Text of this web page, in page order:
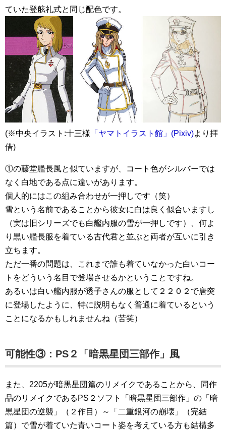
ていた登舷礼式と同じ配色です。
(※中央イラスト:十三様 「ヤマトイラスト館」(Pixiv)より拝
借)
①の藤堂艦長風と似ていますが、コート色がシルバーでは
なく白地である点に違いがあります。
個人的にはこの組み合わせが一押しです（笑）
雪という名前であることから彼女に白は良く似合いますし
（実は旧シリーズでも白艦内服の雪が一押しです）、何よ
り黒い艦長服を着ている古代君と並ぶと両者が互いに引き
立ちます。
ただ一番の問題は、これまで誰も着ていなかった白いコー
トをどういう名目で登場させるかということですね。
あるいは白い艦内服が透子さんの服として２２０２で唐突
に登場したように、特に説明もなく普通に着ているという
ことになるかもしれませんね（苦笑）
可能性③：PS２「暗黒星団三部作」風
また、2205が暗黒星団篇のリメイクであることから、同作
品のリメイクであるPS２ソフト「暗黒星団三部作」の「暗
黒星団の逆襲」（２作目）～「二重銀河の崩壊」（完結
篇）で雪が着ていた青いコート姿を考えている方も結構多